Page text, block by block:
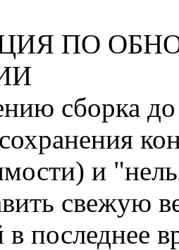
ПО
сборка
и
свежую
последнее